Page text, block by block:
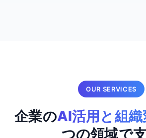
OUR SERVICES
企業のAI活用と組織
つの領域で